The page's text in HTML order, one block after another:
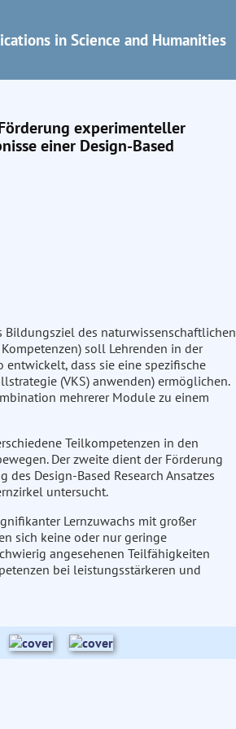
in Science and Humanities
experimenteller
einer Design-Based
des naturwissenschaftlichen
soll Lehrenden in der
dass sie eine spezifische
(VKS) anwenden) ermöglichen.
mehrerer Module zu einem
Teilkompetenzen in den
Der zweite dient der Förderung
Design-Based Research Ansatzes
untersucht.
Lernzuwachs mit großer
sich keine oder nur geringe
angesehenen Teilfähigkeiten
bei leistungsstärkeren und